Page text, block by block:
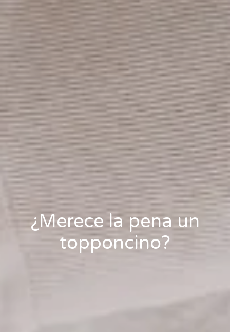
¿Merece la pena un
topponcino?